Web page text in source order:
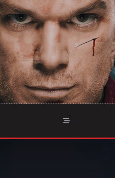
Skip
to
content